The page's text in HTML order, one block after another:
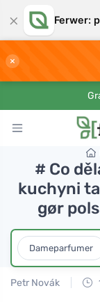
× Ferwer:
×
# Co
kuchyni
gør
Dameparfumer
Petr Novák